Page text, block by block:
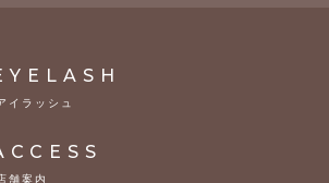
イラッシュ
舗案内